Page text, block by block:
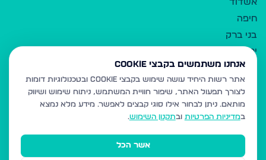
אשדוד
חיפה
בני ברק
ירושלים
אלעד
גבעת זאב
בית שמש
רכסים
מודיעין עילית
אנחנו משתמשים בקבצי Cookie
אתר רשות היחיד עושה שימוש בקבצי Cookie ובטכנולוגיות דומות
לצורך תפעול האתר, שיפור חוויית המשתמש, ניתוח שימוש ושיווק
מותאם. ניתן לבחור אילו סוגי קבצים לאפשר. מידע מלא נמצא
במדיניות הפרטיות ובתקנון השימוש.
אשר הכל